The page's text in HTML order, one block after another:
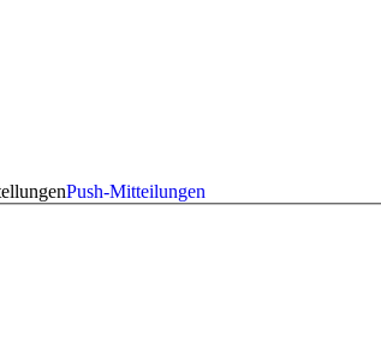
Push-Mitteilungen